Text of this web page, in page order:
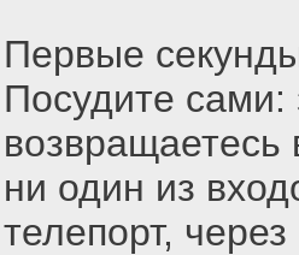
Первые
Посудите сами:
возвращаетесь
ни один из
телепорт,